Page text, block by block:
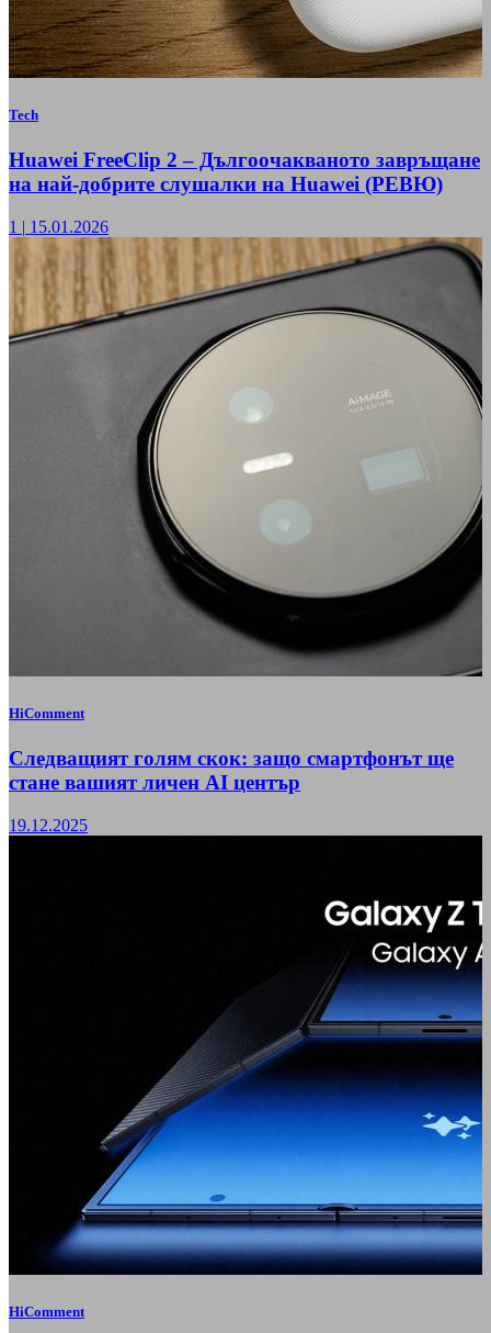
Tech
Huawei FreeClip 2 – Дългоочакваното завръщане
на най-добрите слушалки на Huawei (РЕВЮ)
1 | 15.01.2026
HiComment
Следващият голям скок: защо смартфонът ще
стане вашият личен AI център
19.12.2025
HiComment